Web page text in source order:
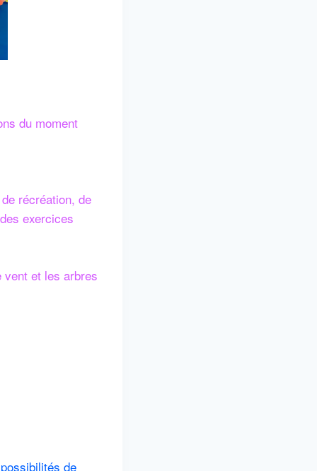
du moment
récréation, de
exercices
vent et les arbres
de